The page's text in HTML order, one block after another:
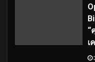
“
เ